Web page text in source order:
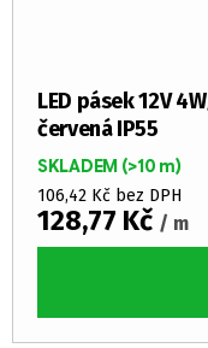
LED pásek 12V
červená IP55
SKLADEM (>10 m)
106,42 Kč bez DPH
128,77 Kč / m